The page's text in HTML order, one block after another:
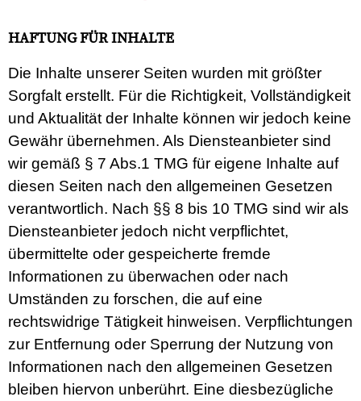
HAFTUNG FÜR INHALTE
Die Inhalte unserer Seiten wurden mit größter
Sorgfalt erstellt. Für die Richtigkeit, Vollständigkeit
und Aktualität der Inhalte können wir jedoch keine
Gewähr übernehmen. Als Diensteanbieter sind
wir gemäß § 7 Abs.1 TMG für eigene Inhalte auf
diesen Seiten nach den allgemeinen Gesetzen
verantwortlich. Nach §§ 8 bis 10 TMG sind wir als
Diensteanbieter jedoch nicht verpflichtet,
übermittelte oder gespeicherte fremde
Informationen zu überwachen oder nach
Umständen zu forschen, die auf eine
rechtswidrige Tätigkeit hinweisen. Verpflichtungen
zur Entfernung oder Sperrung der Nutzung von
Informationen nach den allgemeinen Gesetzen
bleiben hiervon unberührt. Eine diesbezügliche